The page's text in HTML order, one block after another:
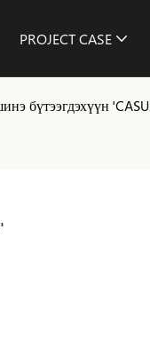
PROJECT CASE
бүтээгдэхүүн